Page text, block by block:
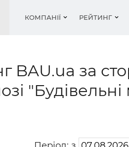
КОМПАНІЇ
Вікна
РЕЙТИНГ
Труби,
Сипучі
BAU.ua за